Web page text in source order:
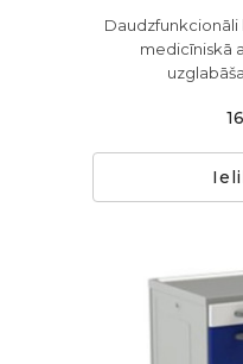
medicīniskā